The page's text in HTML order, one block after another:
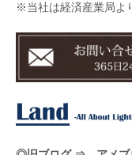
※当社は経済産業局よ